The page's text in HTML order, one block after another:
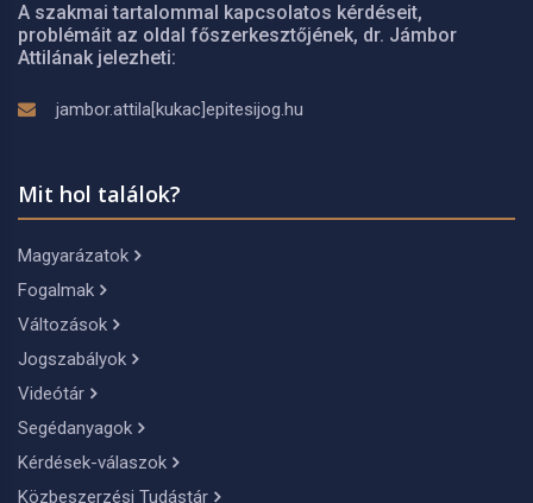
A szakmai tartalommal kapcsolatos kérdéseit,
problémáit az oldal főszerkesztőjének, dr. Jámbor
Attilának jelezheti:
jambor.attila[kukac]epitesijog.hu
Mit hol találok?
Magyarázatok
Fogalmak
Változások
Jogszabályok
Videótár
Segédanyagok
Kérdések-válaszok
Közbeszerzési Tudástár